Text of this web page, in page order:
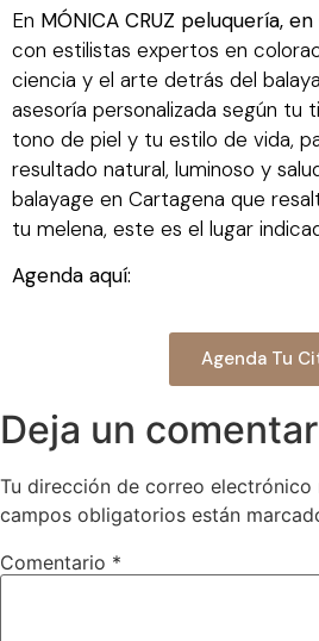
En MÓNICA CRUZ peluquería,
con estilistas expertos en
ciencia y el arte detrás del
asesoría personalizada según tu
tono de piel y tu estilo de vida,
resultado natural, luminoso y
balayage en Cartagena que
tu melena, este es el lugar
Agenda aquí:
Agenda Tu
Deja un
Tu dirección de correo electrónico
campos obligatorios están
Comentario *